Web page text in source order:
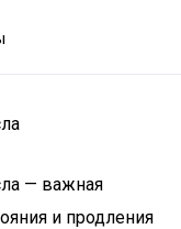
— важная
и продления